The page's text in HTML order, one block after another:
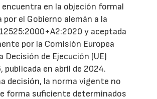
en la objeción formal
por el Gobierno alemán a la
y aceptada
por la Comisión Europea
Decisión de Ejecución (UE)
publicada en abril de 2024.
decisión, la norma vigente no
forma suficiente determinados